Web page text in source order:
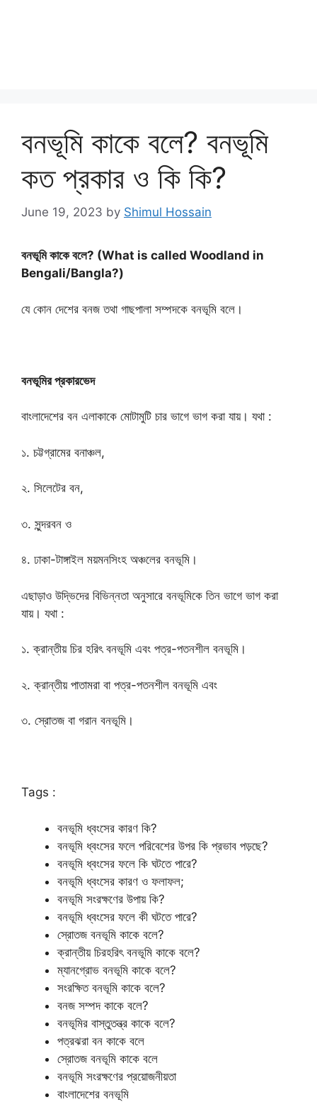
বনভূমি কাকে বলে? বনভূমি
কত প্রকার ও কি কি?
June 19, 2023 by Shimul Hossain
বনভূমি কাকে বলে? (What is called Woodland in
Bengali/Bangla?)
যে কোন দেশের বনজ তথা গাছপালা সম্পদকে বনভূমি বলে।
বনভূমির প্রকারভেদ
বাংলাদেশের বন এলাকাকে মোটামুটি চার ভাগে ভাগ করা যায়। যথা :
১. চট্টগ্রামের বনাঞ্চল,
২. সিলেটের বন,
৩. সুন্দরবন ও
৪. ঢাকা-টাঙ্গাইল ময়মনসিংহ অঞ্চলের বনভূমি।
এছাড়াও উদ্ভিদের বিভিন্নতা অনুসারে বনভূমিকে তিন ভাগে ভাগ করা
যায়। যথা :
১. ক্রান্তীয় চির হরিৎ বনভূমি এবং পত্র-পতনশীল বনভূমি।
২. ক্রান্তীয় পাতামরা বা পত্র-পতনশীল বনভূমি এবং
৩. স্রোতজ বা গরান বনভূমি।
Tags :
বনভূমি ধ্বংসের কারণ কি?
বনভূমি ধ্বংসের ফলে পরিবেশের উপর কি প্রভাব পড়ছে?
বনভূমি ধ্বংসের ফলে কি ঘটতে পারে?
বনভূমি ধ্বংসের কারণ ও ফলাফল;
বনভূমি সংরক্ষণের উপায় কি?
বনভূমি ধ্বংসের ফলে কী ঘটতে পারে?
স্রোতজ বনভূমি কাকে বলে?
ক্রান্তীয় চিরহরিৎ বনভূমি কাকে বলে?
ম্যানগ্রোভ বনভূমি কাকে বলে?
সংরক্ষিত বনভূমি কাকে বলে?
বনজ সম্পদ কাকে বলে?
বনভূমির বাস্তুতন্ত্র কাকে বলে?
পত্রঝরা বন কাকে বলে
স্রোতজ বনভূমি কাকে বলে
বনভূমি সংরক্ষণের প্রয়োজনীয়তা
বাংলাদেশের বনভূমি